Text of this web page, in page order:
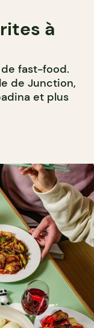
à
fast-food.
de Junction,
et plus